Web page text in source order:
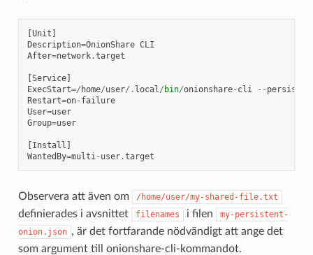
[Unit ]
Description=OnionShare CLI
After=network.target
[Service]
ExecStart=/ home/user/. local/ bin/onionshare- cli --
Restart=on- failure
User=user
Group=user
[Install ]
WantedBy=multi- user.target
Observera att även om /home/user/my-shared-file.txt
definierades i avsnittet filenames i filen
my-persistent-
onion.json , är det fortfarande nödvändigt att ange det
som argument till onionshare-cli-kommandot.